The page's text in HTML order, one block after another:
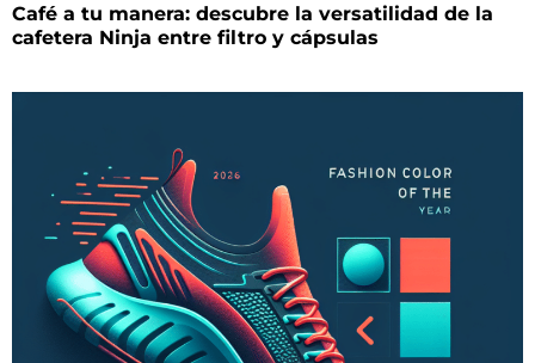
Café a tu manera: descubre la versatilidad de la
cafetera Ninja entre filtro y cápsulas